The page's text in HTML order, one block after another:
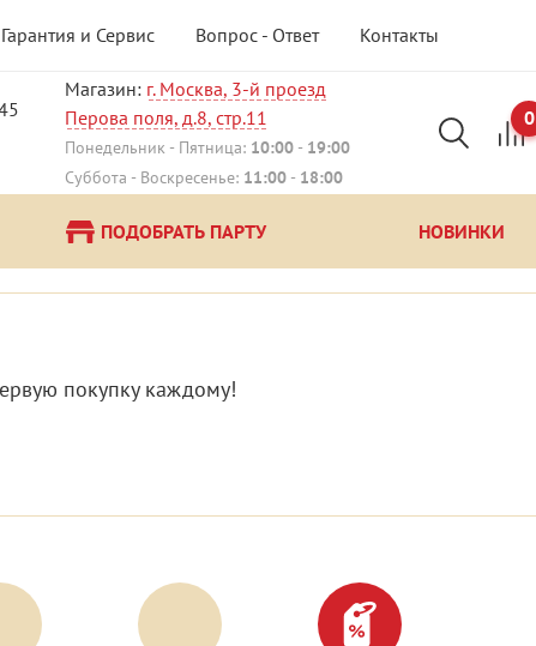
Гарантия и Сервис Вопрос - Ответ Контакты
Магазин: г. Москва, 3-й проезд
Перова поля, д.8, стр.11
Понедельник - Пятница: 10:00- 19:00
Суббота - Воскресенье: 11:00- 18:00
0
ПОДОБРАТЬ ПАРТУ НОВИНКИ
покупку каждому!